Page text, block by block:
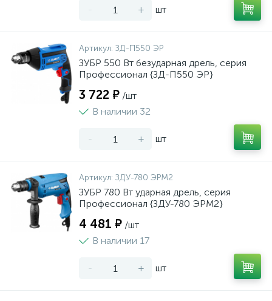
- + шт
Артикул: ЗД-П550 ЭР
ЗУБР 550 Вт безударная дрель, серия
Профессионал {ЗД-П550 ЭР}
3 722 ₽ /шт
В наличии 32
- + шт
Артикул: ЗДУ-780 ЭРМ2
ЗУБР 780 Вт ударная дрель, серия
Профессионал {ЗДУ-780 ЭРМ2}
4 481 ₽ /шт
В наличии 17
- + шт